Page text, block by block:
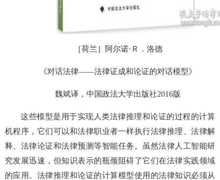
［荷兰］阿尔诺·Ｒ．洛德
《对话法律——法律证成和论证的对话模型》
魏斌译，中国政法大学出版社2016版
这些模型是用于实现人类法律推理和论证的过程的计算
机程序，它们可以和法律职业者一样执行法律推理、法律解
释、法律论证和法律预测等智能任务。虽然法律人工智能研
究发展迅速，但知识表示的瓶颈阻碍了它们在法律实践领域
的应用。法律推理和论证的计算模型使用的法律知识必须从